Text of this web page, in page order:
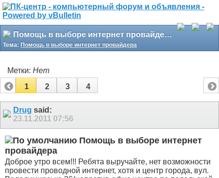
Помощь в выборе интернет провайдера
Тема: Помощь в выборе интернет провайдера
Метки: Нет
1
2 3 4
Drug said:
23.11.2011 07:56
Помощь в выборе интернет
провайдера
Доброе утро всем!!! Ребята выручайте, нет возможности
провести проводной интернет, хотя и центр города, вул.